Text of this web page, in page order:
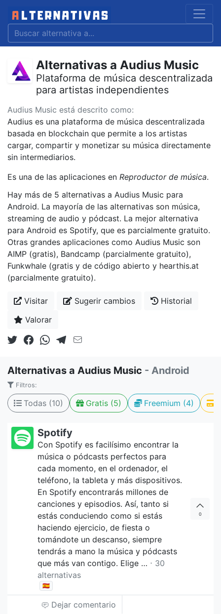
Alternativas a Audius Music
Plataforma de música descentralizada
para artistas independientes
Audius Music está descrito como:
Audius es una plataforma de música descentralizada
basada en blockchain que permite a los artistas
cargar, compartir y monetizar su música directamente
sin intermediarios.
Es una de las aplicaciones en Reproductor de música.
Hay más de 5 alternativas a Audius Music para
Android. La mayoría de las alternativas son música,
streaming de audio y pódcast. La mejor alternativa
para Android es Spotify, que es parcialmente gratuito.
Otras grandes aplicaciones como Audius Music son
AIMP (gratis), Bandcamp (parcialmente gratuito),
Funkwhale (gratis y de código abierto y hearthis.at
(parcialmente gratuito).
Visitar Sugerir cambios
Historial
Valorar
Alternativas a Audius Music - Android
Filtros:
Todas (10) Gratis (5) Freemium (4)
Spotify
Con Spotify es facilísimo encontrar la
música o pódcasts perfectos para
cada momento, en el ordenador, el
teléfono, la tableta y más dispositivos.
En Spotify encontrarás millones de
canciones y episodios. Así, tanto si
estás conduciendo como si estás
haciendo ejercicio, de fiesta o
tomándote un descanso, siempre
tendrás a mano la música y pódcasts
que más van contigo. Elige … ⋅ 30
alternativas
🇪🇸
0
Dejar comentario